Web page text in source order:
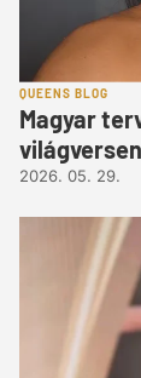
QUEENS BLOG
Magyar
2026. 05. 29.